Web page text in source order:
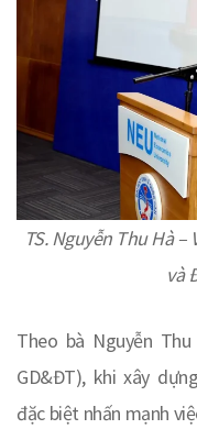
TS. Nguyễn Thu Hà
và
Theo bà Nguyễn
GD&ĐT), khi xây
đặc biệt nhấn mạnh